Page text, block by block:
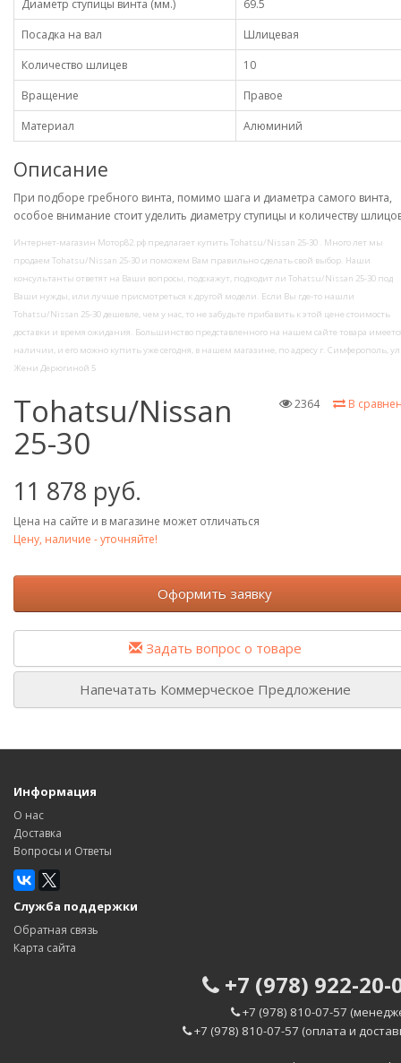
Диаметр ступицы винта (мм.)
69.5
Посадка на вал
Шлицевая
Количество шлицев
10
Вращение
Правое
Материал
Алюминий
Описание
При подборе гребного винта, помимо шага и диаметра самого винта,
особое внимание стоит уделить диаметру ступицы и количеству
Интернет-магазин Мотор82.рф предлагает купить Tohatsu/Nissan 25-30 . Много лет мы
продаем Tohatsu/Nissan 25-30 и поможем Вам правильно сделать свой выбор. Наши
консультанты ответят на Ваши вопросы, подскажут, подходит ли Tohatsu/Nissan 25-30 под
Ваши нужды, или лучше присмотреться к другой модели. Если Вы где-то нашли
Tohatsu/Nissan 25-30 дешевле, чем у нас, то не забудьте прибавить к этой цене стоимость
доставки и время ожидания. Большинство представленного на нашем сайте товара
наличии, и его можно купить уже сегодня, в нашем магазине, по адресу г. Симферополь,
Жени Дерюгиной 5
В
2364
Tohatsu/Nissan
25-30
11 878 руб.
Цена на сайте и в магазине может отличаться
Цену, наличие - уточняйте!
Оформить заявку
Задать вопрос о товаре
Напечатать Коммерческое Предложение
Информация
О нас
Доставка
Вопросы и Ответы
Служба поддержки
Обратная связь
Карта сайта
+7 (978) 922-20-
+7 (978) 810-07-57
+7 (978) 810-07-57 (оплата и